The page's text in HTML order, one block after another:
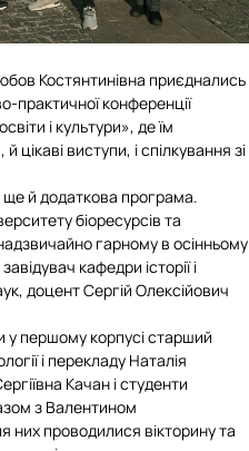
Костянтинівна приєднались
практичної конференції
і культури», де їм
виступи, і спілкування зі
ще й додаткова програма.
біоресурсів та
гарному в осінньому
кафедри історії і
доцент Сергій Олексійович
у першому корпусі старший
і перекладу Наталія
Качан і студенти
з Валентином
них проводилися вікторину та